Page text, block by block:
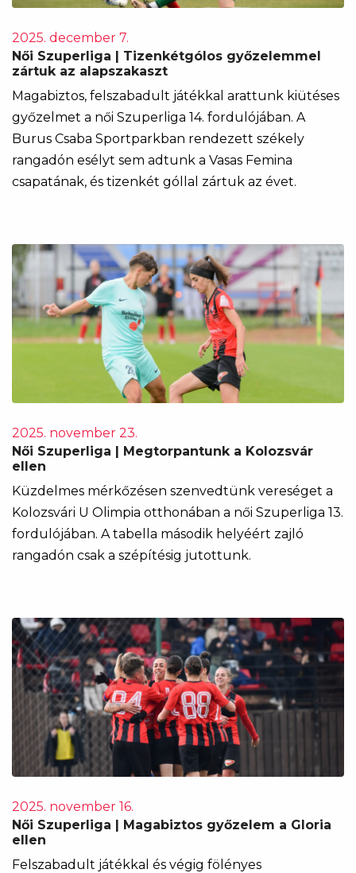
2025. december 7.
Női Szuperliga | Tizenkétgólos győzelemmel
zártuk az alapszakaszt
Magabiztos, felszabadult játékkal arattunk kiütéses
győzelmet a női Szuperliga 14. fordulójában. A
Burus Csaba Sportparkban rendezett székely
rangadón esélyt sem adtunk a Vasas Femina
csapatának, és tizenkét góllal zártuk az évet.
2025. november 23.
Női Szuperliga | Megtorpantunk a Kolozsvár
ellen
Küzdelmes mérkőzésen szenvedtünk vereséget a
Kolozsvári U Olimpia otthonában a női Szuperliga 13.
fordulójában. A tabella második helyéért zajló
rangadón csak a szépítésig jutottunk.
2025. november 16.
Női Szuperliga | Magabiztos győzelem a Gloria
ellen
Felszabadult játékkal és végig fölényes